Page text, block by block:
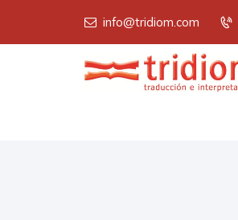
info@tridiom.com